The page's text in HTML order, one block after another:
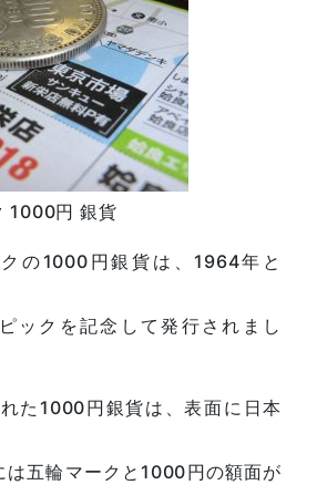
1000円 銀貨
の1000円銀貨は、1964年と
ックを記念して発行されまし
た1000円銀貨は、表面に日本
は五輪マークと1000円の額面が